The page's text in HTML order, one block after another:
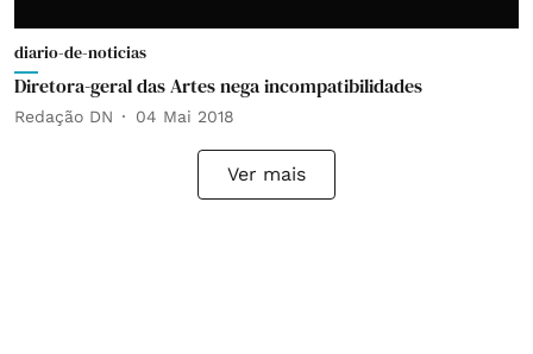
diario-de-noticias
Diretora-geral das Artes nega incompatibilidades
Redação DN 04 Mai 2018
Ver mais